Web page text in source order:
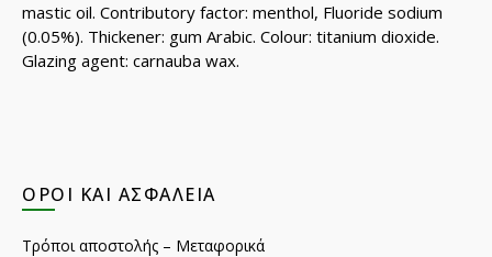
mastic oil. Contributory factor: menthol, Fluoride sodium
(0.05%). Thickener: gum Arabic. Colour: titanium dioxide.
Glazing agent: carnauba wax.
ΌΡΟΙ ΚΑΙ ΑΣΦΆΛΕΙΑ
Τρόποι αποστολής – Μεταφορικά